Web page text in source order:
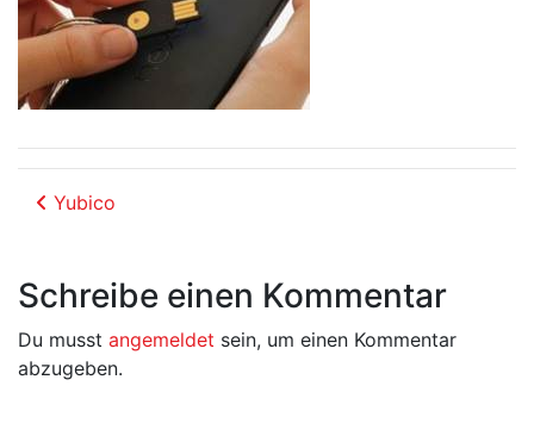
Beitrags-Navigation
Yubico
Schreibe einen Kommentar
Du musst angemeldet sein, um einen Kommentar
abzugeben.